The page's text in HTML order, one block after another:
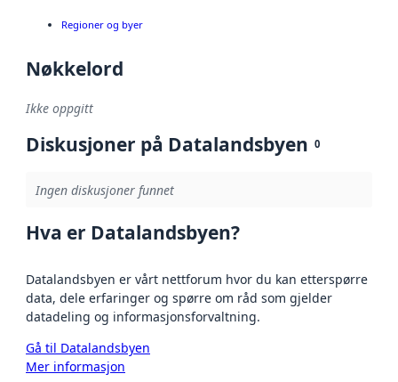
Regioner og byer
Nøkkelord
Ikke oppgitt
Diskusjoner på Datalandsbyen 0
Ingen diskusjoner funnet
Hva er Datalandsbyen?
Datalandsbyen er vårt nettforum hvor du kan etterspørre
data, dele erfaringer og spørre om råd som gjelder
datadeling og informasjonsforvaltning.
Gå til Datalandsbyen
Mer informasjon